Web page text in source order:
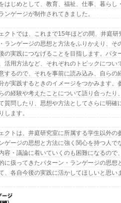
はじめとして、教育、福祉、仕事、暮らし
ンゲージが制作されてきました。
クトでは、これまで15年ほどの間、井庭研
ランゲージの思想と方法をふりかえり、そ
の実践につなげることを目指します。パタ
活用方法など、それぞれのトピックについ
するので、それを事前に読み込み、自らの
が実践するときのイメージをつかみます。
の経験や考えたことについて語り合ったり
質問したり、思想や方法としてさらに明確
します。
クトは、井庭研究室に所属する学生以外の
ゲージの思想と方法に強く関心を持つ人で
容・議論に着いていくのも困難になるので
に扱ってきたパターン・ランゲージの思想
、各自今後の実践に活かしてほしいと思い